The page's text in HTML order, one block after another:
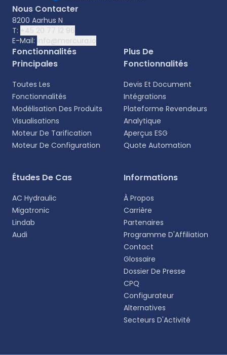
Sélectionnez votre langue
Choisissez votre langue préférée pour une
expérience plus personnalisée.
Svenska
Nous Contacter
8200 Aarhus N
T: +45 20 77 12 96
E-Mail: info@mercura.io
Fonctionnalités
Principales
Toutes Les
Fonctionnalités
Modélisation Des Produits
Visualisations
Moteur De Tarification
Moteur De Configuration
Plus De
Fonctionnalités
Devis Et Document
Intégrations
Plateforme Revendeurs
Analytique
Aperçus ESG
Quote Automation
Études De Cas
AC Hydraulic
Migatronic
Lindab
Audi
Informations
À Propos
Carrière
Partenaires
Programme D'Affiliation
Contact
Glossaire
Dossier De Presse
CPQ
Configurateur
Alternatives
Secteurs D'Activité